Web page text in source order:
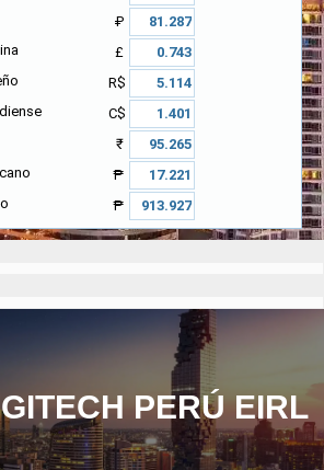
₽
£
R$
C$
₹
₱
₱
PERÚ EIRL